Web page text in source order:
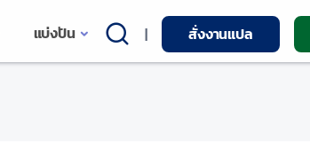
แบ่งปัน | สั่งงานแปล